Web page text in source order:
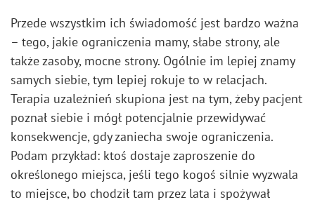
Przede wszystkim ich świadomość jest bardzo ważna
– tego, jakie ograniczenia mamy, słabe strony, ale
także zasoby, mocne strony. Ogólnie im lepiej znamy
samych siebie, tym lepiej rokuje to w relacjach.
Terapia uzależnień skupiona jest na tym, żeby pacjent
poznał siebie i mógł potencjalnie przewidywać
konsekwencje, gdy zaniecha swoje ograniczenia.
Podam przykład: ktoś dostaje zaproszenie do
określonego miejsca, jeśli tego kogoś silnie wyzwala
to miejsce, bo chodził tam przez lata i spożywał